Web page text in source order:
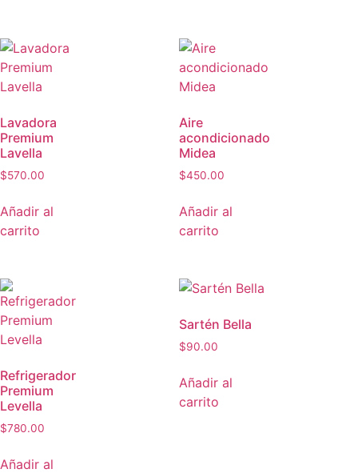
Lavadora
Premium
Lavella
$570.00
Añadir al
carrito
Aire
acondicionado
Midea
$450.00
Añadir al
carrito
Refrigerador
Premium
Levella
$780.00
Añadir al
Sartén Bella
$90.00
Añadir al
carrito